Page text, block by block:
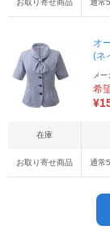
お取り寄せ商品 通常
オ
(ネ
メー
希
¥
在庫
お取り寄せ商品 通常